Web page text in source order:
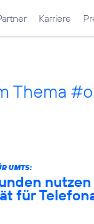
Karriere
Thema
UMTS:
für